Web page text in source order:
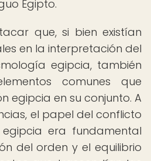
Egipto.
que, si bien existían
en la interpretación del
egipcia, también
comunes que
egipcia en su conjunto. A
el papel del conflicto
era fundamental
del orden y el equilibrio